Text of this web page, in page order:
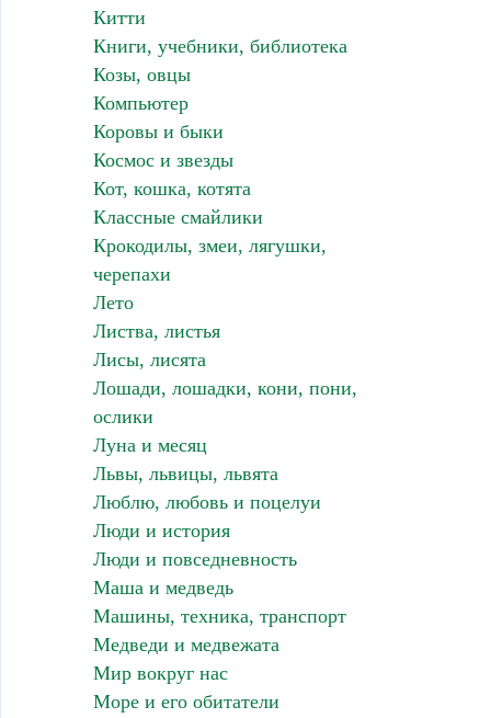
Китти
Книги, учебники, библиотека
Козы, овцы
Компьютер
Коровы и быки
Космос и звезды
Кот, кошка, котята
Классные смайлики
Крокодилы, змеи, лягушки,
черепахи
Лето
Листва, листья
Лисы, лисята
Лошади, лошадки, кони, пони,
ослики
Луна и месяц
Львы, львицы, львята
Люблю, любовь и поцелуи
Люди и история
Люди и повседневность
Маша и медведь
Машины, техника, транспорт
Медведи и медвежата
Мир вокруг нас
Море и его обитатели